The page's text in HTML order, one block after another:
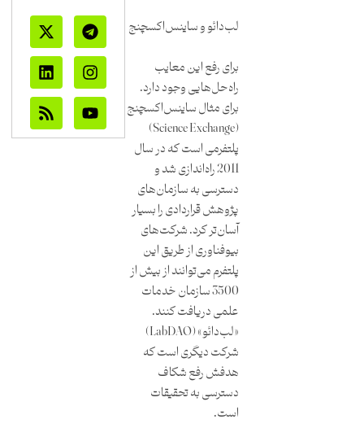
لب‌دائو و ساینس‌اکسچنج
برای رفع این معایب
راه‌حل‌هایی وجود دارد.
برای مثال ساینس‌اکسچنج
(Science Exchange)
پلتفرمی است که در سال
2011 راه‌اندازی شد و
دسترسی به سازمان‌های
پژوهش قراردادی را بسیار
آسان‌تر کرد. شرکت‌های
بیوفناوری از طریق این
پلتفرم می‌توانند از بیش از
3500 سازمان خدمات
علمی دریافت کنند.
«لب‌دائو» (LabDAO)
شرکت دیگری است که
هدفش رفع شکاف
دسترسی به تحقیقات
است.